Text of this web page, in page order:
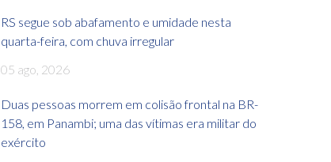
RS segue sob abafamento e umidade nesta
quarta-feira, com chuva irregular
05 ago, 2026
Duas pessoas morrem em colisão frontal na BR-
158, em Panambi; uma das vítimas era militar do
exército